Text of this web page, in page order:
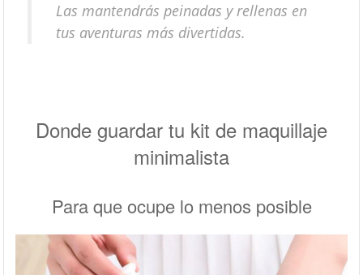
Las mantendrás peinadas y rellenas en
tus aventuras más divertidas.
Donde guardar tu kit de maquillaje
minimalista
Para que ocupe lo menos posible